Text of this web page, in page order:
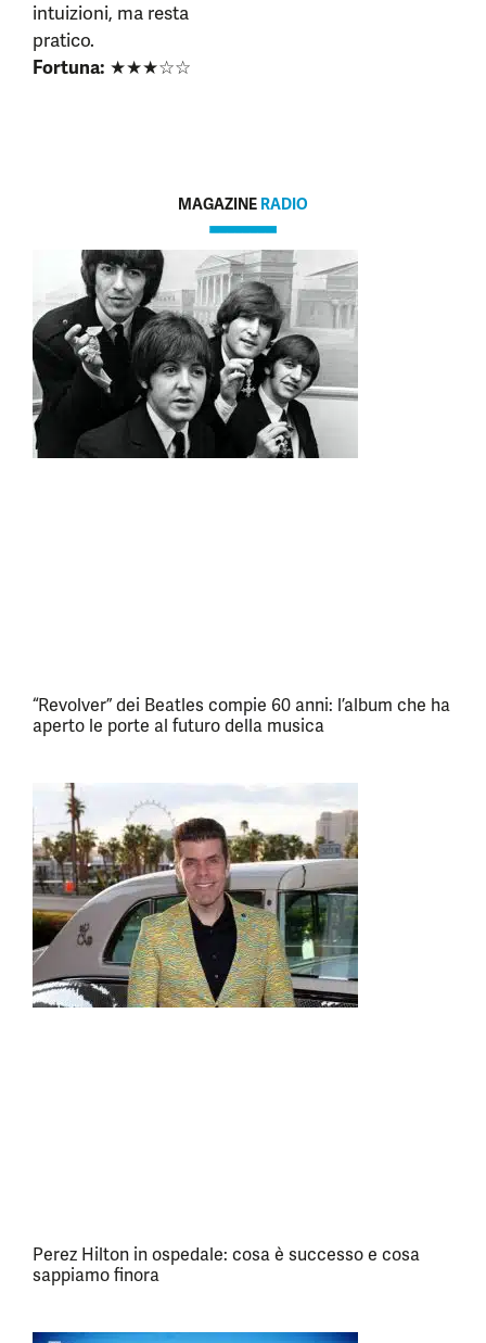
intuizioni, ma resta
pratico.
Fortuna: ★★★☆☆
MAGAZINE RADIO
“Revolver” dei Beatles compie 60 anni: l’album che ha
aperto le porte al futuro della musica
Perez Hilton in ospedale: cosa è successo e cosa
sappiamo finora